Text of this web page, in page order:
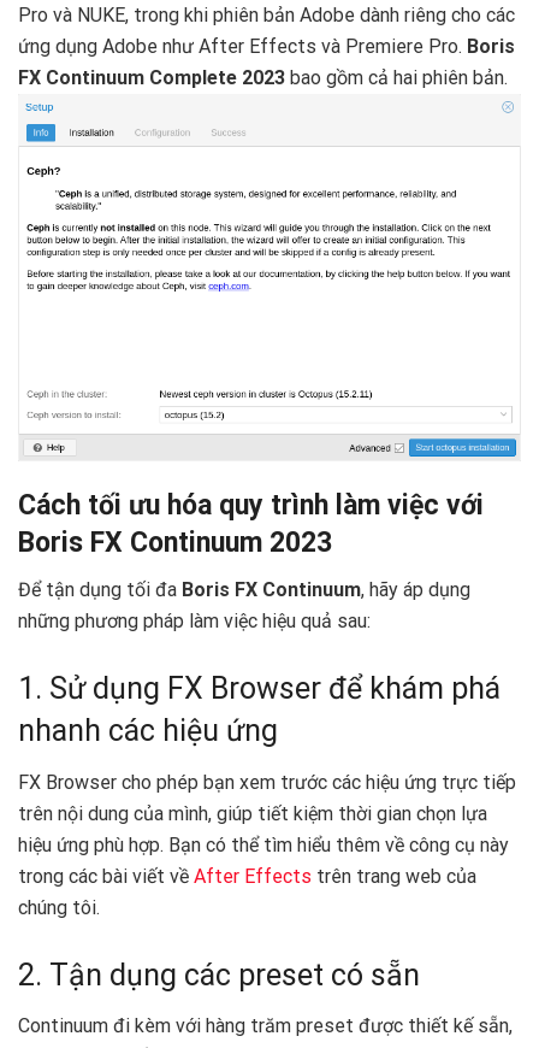
Pro và NUKE, trong khi phiên bản Adobe dành riêng cho các
ứng dụng Adobe như After Effects và Premiere Pro. Boris
FX Continuum Complete 2023 bao gồm cả hai phiên bản.
Cách tối ưu hóa quy trình làm việc với
Boris FX Continuum 2023
Để tận dụng tối đa Boris FX Continuum, hãy áp dụng
những phương pháp làm việc hiệu quả sau:
1. Sử dụng FX Browser để khám phá
nhanh các hiệu ứng
FX Browser cho phép bạn xem trước các hiệu ứng trực tiếp
trên nội dung của mình, giúp tiết kiệm thời gian chọn lựa
hiệu ứng phù hợp. Bạn có thể tìm hiểu thêm về công cụ này
trong các bài viết về After Effects trên trang web của
chúng tôi.
2. Tận dụng các preset có sẵn
Continuum đi kèm với hàng trăm preset được thiết kế sẵn,